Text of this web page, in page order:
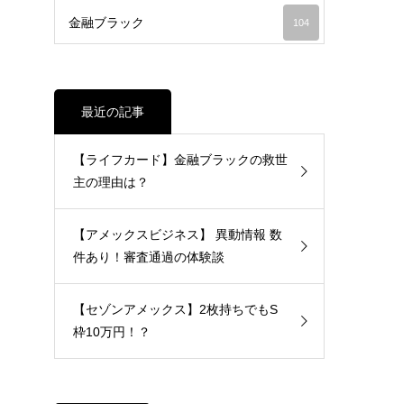
金融ブラック 104
最近の記事
【ライフカード】金融ブラックの救世
主の理由は？
【アメックスビジネス】 異動情報 数
件あり！審査通過の体験談
【セゾンアメックス】2枚持ちでもS
枠10万円！？